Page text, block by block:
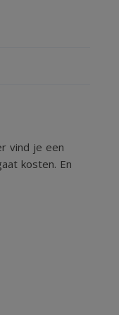
vind je een
kosten. En